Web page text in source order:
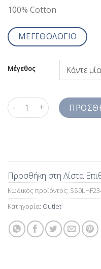
100% Cotton
ΜΕΓΕΘΟΛΟΓΙΟ
Μέγεθος
Ανδρικό Πουκάμισο Μπλε
Προσθήκη στη Λίστα
Κωδικός προϊόντος:
Κατηγορία: Outlet